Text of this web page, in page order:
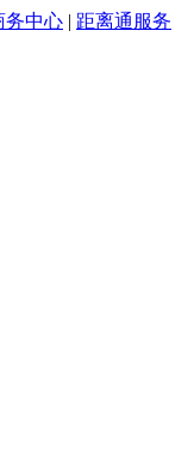
务中心 | 距离通服务